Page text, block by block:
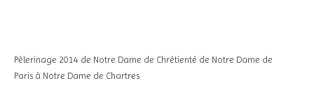
Pèlerinage 2014 de Notre Dame de Chrétienté de Notre Dame de
Paris à Notre Dame de Chartres